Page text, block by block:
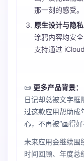
那一刻的感受。
原生设计与隐
涂鸦内容均安
支持通过
📜 更多产品背景：
日记却总被文字框
过这款应用帮助成
心，不再被“画得好
未来应用会继续围
时间回顾、年度总